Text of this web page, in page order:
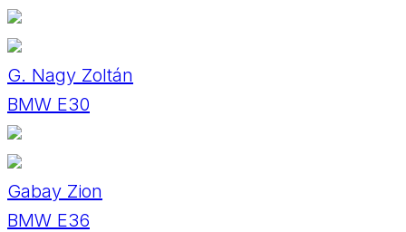
G. Nagy Zoltán
BMW E30
Gabay Zion
BMW E36